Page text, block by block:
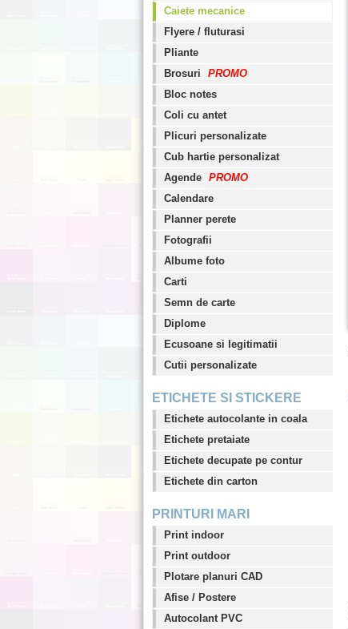
Caiete mecanice
Flyere / fluturasi
Pliante
Brosuri
PROMO
Bloc notes
Coli cu antet
Plicuri personalizate
Cub hartie personalizat
Agende PROMO
Calendare
Planner perete
Fotografii
Albume foto
Carti
Semn de carte
Diplome
Ecusoane si legitimatii
Cutii personalizate
ETICHETE SI STICKERE
Etichete autocolante in coala
Etichete pretaiate
Etichete decupate pe contur
Etichete din carton
PRINTURI MARI
Print indoor
Print outdoor
Plotare planuri CAD
Afise / Postere
Autocolant PVC